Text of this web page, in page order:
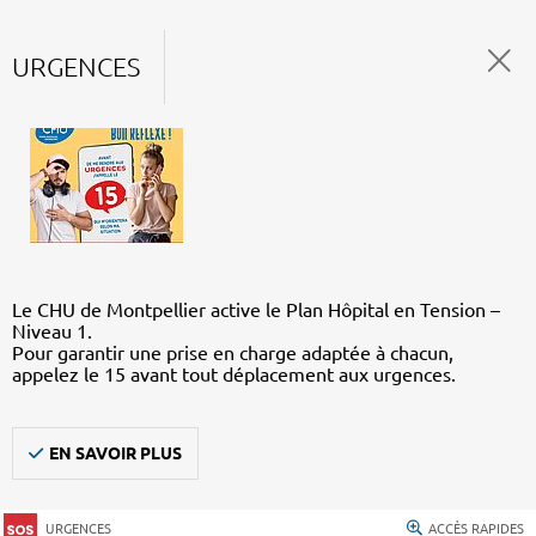
URGENCES
Le CHU de Montpellier active le Plan Hôpital en Tension –
Niveau 1.
Pour garantir une prise en charge adaptée à chacun,
appelez le 15 avant tout déplacement aux urgences.
EN SAVOIR PLUS
URGENCES ACCÈS RAPIDES